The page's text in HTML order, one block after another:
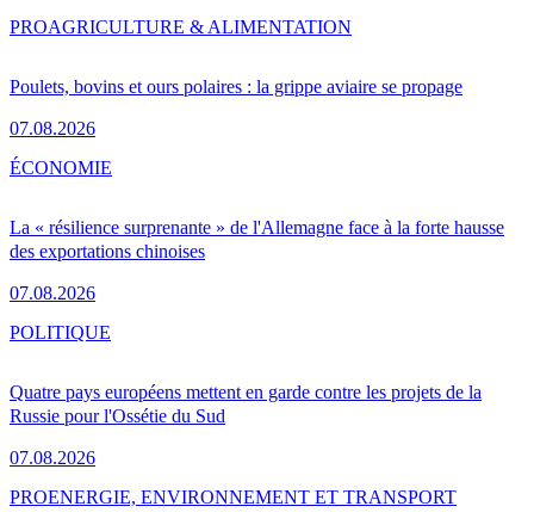
Poulets, bovins et ours polaires : la grippe aviaire se propage
07.08.2026
PROAGRICULTURE & ALIMENTATION
La « résilience surprenante » de l'Allemagne face à la forte hausse
des exportations chinoises
07.08.2026
ÉCONOMIE
Quatre pays européens mettent en garde contre les projets de la
Russie pour l'Ossétie du Sud
07.08.2026
POLITIQUE
PROENERGIE, ENVIRONNEMENT ET TRANSPORT